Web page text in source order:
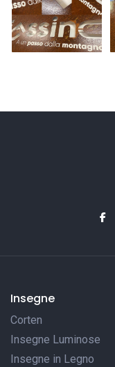
Insegne
Corten
Insegne Luminose
Insegne in Legno